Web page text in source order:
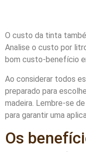
O custo da tinta
Analise o custo por
bom custo-benefício
Ao considerar todos
preparado para
madeira. Lembre-se
para garantir uma
Os